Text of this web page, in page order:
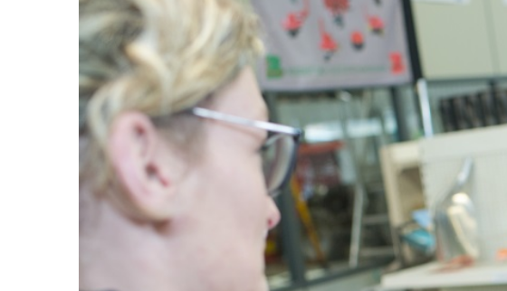
Bekijk
grotere
afbeelding